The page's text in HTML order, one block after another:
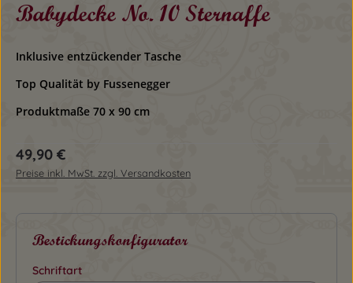
Babydecke No. 10 Sternaffe
Inklusive entzückender Tasche
Top Qualität by Fussenegger
Produktmaße 70 x 90 cm
Regulärer Preis:
49,90 €
Preise inkl. MwSt. zzgl. Versandkosten
Bestickungskonfigurator
Schriftart